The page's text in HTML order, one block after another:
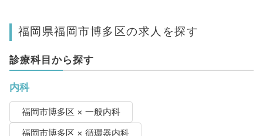
福岡県福岡市博多区の求人を探す
診療科目から探す
内科
福岡市博多区 × 一般内科
福岡市博多区 × 循環器内科